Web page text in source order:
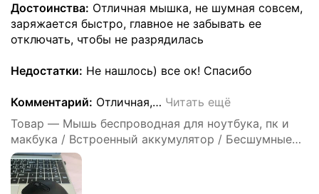
Достоинства: Отличная мышка, не шумная совсем,
заряжается быстро, главное не забывать ее
отключать, чтобы не разрядилась
Недостатки: Не нашлось) все ок! Спасибо
Комментарий: Отличная,… Читать ещё
Товар — Мышь беспроводная для ноутбука, пк и
макбука / Встроенный аккумулятор / Бесшумные
кнопки / Bluetooth / Black